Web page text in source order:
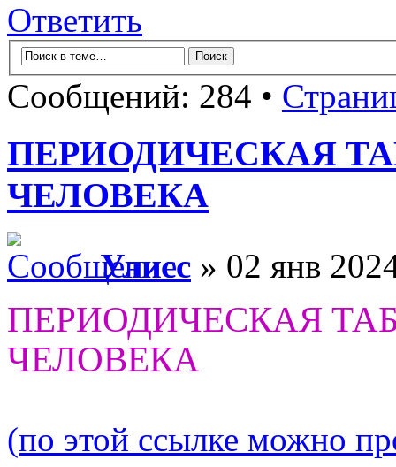
Ответить
Сообщений: 284 •
ПЕРИОДИЧЕСКАЯ
ЧЕЛОВЕКА
Улисс » 02 янв
ПЕРИОДИЧЕСКАЯ
ЧЕЛОВЕКА
(по этой ссылке можно